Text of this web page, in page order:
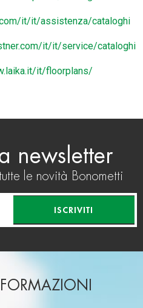
it/it/assistenza/cataloghi
it/it/service/cataloghi
it/floorplans/
newsletter
le novità Bonometti
ISCRIVITI